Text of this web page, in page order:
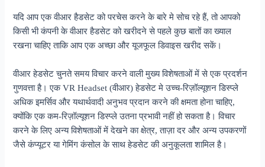
यदि आप एक वीआर हैडसेट को परचेस करने के बारे मे सोच रहे हैं, तो आपको
किसी भी कंपनी के वीआर हैडसेट को खरीदने से पहले कुछ बातों का ख्याल
रखना चाहिए ताकि आप एक अच्छा और यूजफूल डिवाइस खरीद सकें।
वीआर हेडसेट चुनते समय विचार करने वाली मुख्य विशेषताओं में से एक प्रदर्शन
गुणवत्ता है। एक VR Headset (वीआर) हेडसेट मे उच्च-रिज़ॉल्यूशन डिस्प्ले
अधिक इमर्सिव और यथार्थवादी अनुभव प्रदान करने की क्षमता होना चाहिए,
क्योंकि एक कम-रिज़ॉल्यूशन डिस्प्ले उतना प्रभावी नहीं हो सकता है। विचार
करने के लिए अन्य विशेषताओं में देखने का क्षेत्र, ताज़ा दर और अन्य उपकरणों
जैसे कंप्यूटर या गेमिंग कंसोल के साथ हेडसेट की अनुकूलता शामिल है।